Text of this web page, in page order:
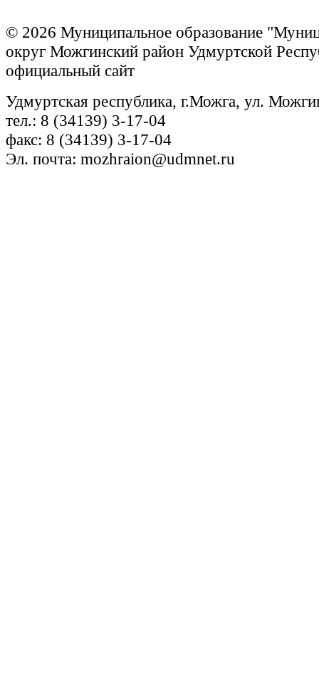
© 2026 Муниципальное образование
округ Можгинский район Удмуртской
официальный сайт
Удмуртская республика, г.Можга, ул.
тел.: 8 (34139) 3-17-04
факс: 8 (34139) 3-17-04
Эл. почта: mozhraion@udmnet.ru